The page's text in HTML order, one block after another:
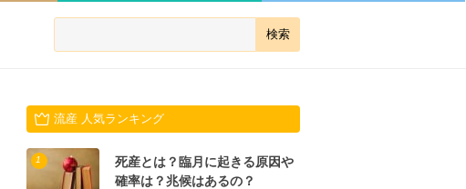
流産 人気ランキング
1
死産とは？臨月に起きる原因や
確率は？兆候はあるの？